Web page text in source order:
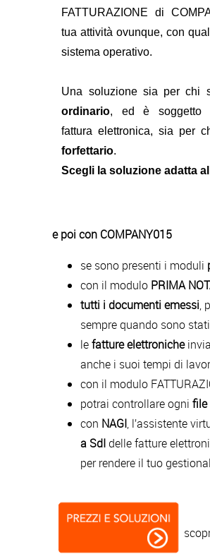
FATTURAZIONE di
tua attività ovunque, con
sistema operativo.
Una soluzione sia per chi
ordinario, ed è soggetto
fattura elettronica, sia per
forfettario.
Scegli la soluzione adatta
e poi con COMPANY015
se sono presenti i moduli
con il modulo PRIMA
tutti i documenti emessi,
sempre quando sono
lefatture elettroniche
anche i suoi tempi di
con il modulo
potrai controllare ogni
con NAGI, l’assistente
a SdIdelle fatture
per rendere il tuo